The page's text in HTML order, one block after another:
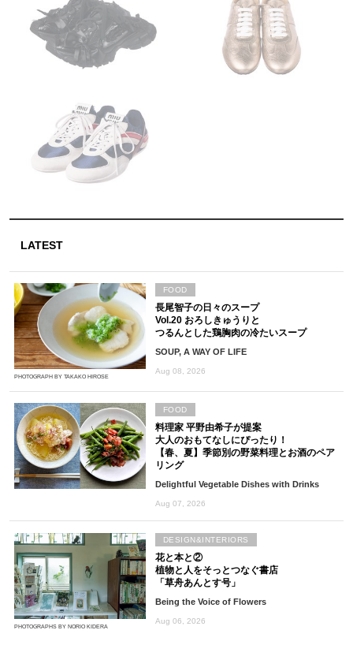
LATEST
PHOTOGRAPH BY TAKAKO HIROSE
長尾智子の日々のスープ
Vol.20 おろしきゅうりと
つるんとした鶏胸肉の冷たいスープ
SOUP, A WAY OF LIFE
Aug 08, 2026
FOOD
料理家 平野由希子が提案
大人のおもてなしにぴったり！
【春、夏】季節別の野菜料理とお酒のペア
リング
Delightful Vegetable Dishes with Drinks
Aug 07, 2026
FOOD
PHOTOGRAPHS BY NORIO KIDERA
花と本と②
植物と人をそっとつなぐ書店
「草舟あんとす号」
Being the Voice of Flowers
Aug 06, 2026
DESIGN&INTERIORS